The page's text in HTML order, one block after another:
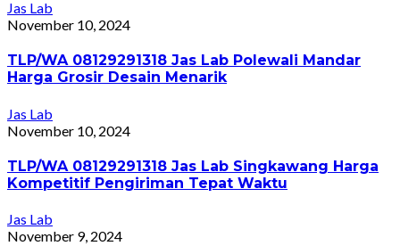
Jas Lab
November 10, 2024
TLP/WA 08129291318 Jas Lab Polewali Mandar
Harga Grosir Desain Menarik
Jas Lab
November 10, 2024
TLP/WA 08129291318 Jas Lab Singkawang Harga
Kompetitif Pengiriman Tepat Waktu
Jas Lab
November 9, 2024